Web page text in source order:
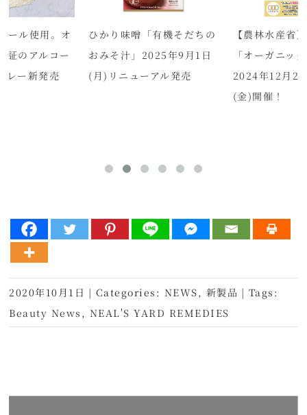
ール使用。オ
証のアルコー
レー新発売
ひかり味噌「有機そだちの
おみそ汁」2025年9月1日
(月)リニューアル発売
【農林水産省
「オーガニッ
2024年12月2
(金)開催！
2020年10月1日 | Categories: NEWS , 新製品 | Tags:
Beauty News , NEAL'S YARD REMEDIES